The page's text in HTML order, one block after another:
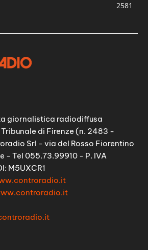
2581
giornalistica radiodiffusa
di Firenze (n. 2483 -
Srl - via del Rosso Fiorentino
- Tel 055.73.99910 - P. IVA
M5UXCR1